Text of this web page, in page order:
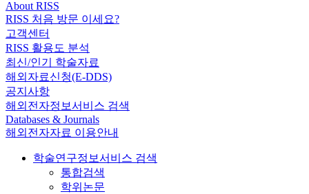
About RISS
RISS 처음 방문 이세요?
고객센터
RISS 활용도 분석
최신/인기 학술자료
해외자료신청(E-DDS)
공지사항
해외전자정보서비스 검색
Databases & Journals
해외전자자료 이용안내
학술연구정보서비스 검색
통합검색
학위논문